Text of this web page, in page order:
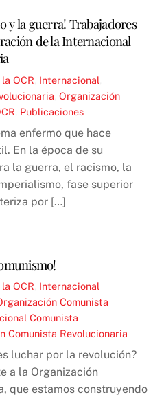
y la guerra! Trabajadores
de la Internacional
OCR Internacional
,Organización
Publicaciones
enfermo que hace
En la época de su
la guerra, el racismo, la
fase superior
por […]
OCR Internacional
Comunista
Comunista
Comunista Revolucionaria
luchar por la revolución?
a la Organización
que estamos construyendo